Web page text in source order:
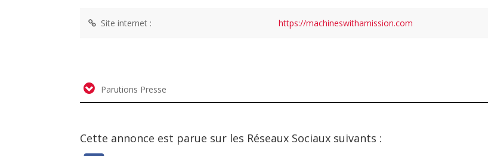
Site internet : https://machineswithamission.com
Parutions Presse
Cette annonce est parue sur les Réseaux Sociaux suivants :